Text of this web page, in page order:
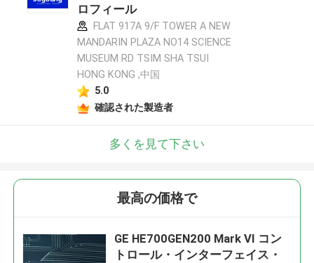
ロフィール
FLAT 917A 9/F TOWER A NEW
MANDARIN PLAZA NO14 SCIENCE
MUSEUM RD TSIM SHA TSUI
HONG KONG ,中国
5.0
確認された製造者
多くを見て下さい
最高の価格で
GE HE700GEN200 Mark VI コン
トロール・インターフェイス・